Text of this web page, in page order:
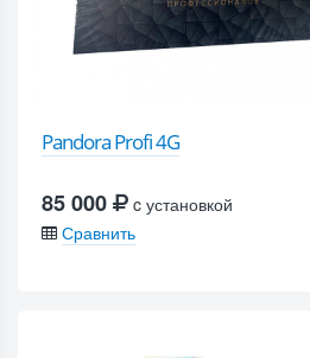
Pandora Profi 4G
85 000
c установкой
Сравнить